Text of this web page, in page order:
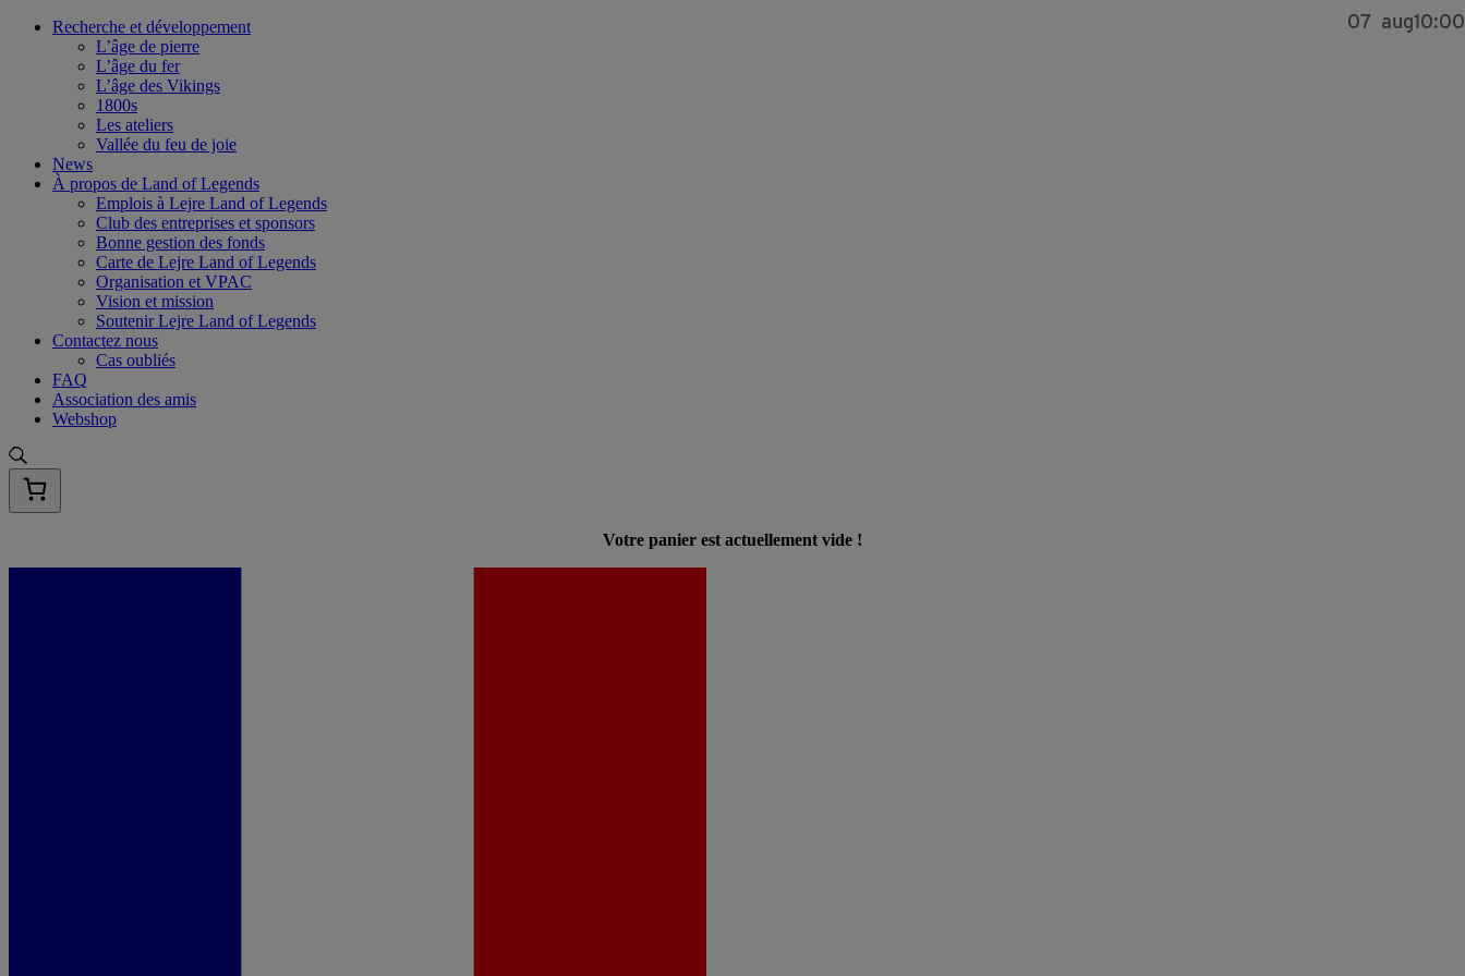
Skip
Recherche et développement
L’âge de pierre
L’âge du fer
L’âge des Vikings
1800s
Les ateliers
Vallée du feu de joie
News
À propos de Land of Legends
Emplois à Lejre Land of Legends
Club des entreprises et sponsors
Bonne gestion des fonds
Carte de Lejre Land of Legends
Organisation et VPAC
Vision et mission
Soutenir Lejre Land of Legends
Contactez nous
Cas oubliés
FAQ
Association des amis
Webshop
Votre panier est actuellement vide !
07 aug10:00